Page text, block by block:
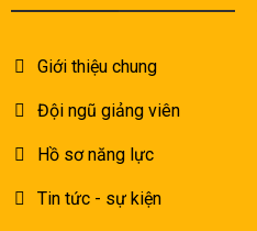
Giới thiệu chung
Đội ngũ giảng viên
Hồ sơ năng lực
Tin tức - sự kiện